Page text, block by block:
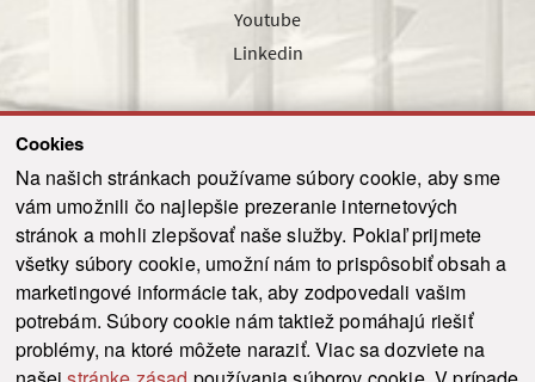
Cookies
Na našich stránkach používame súbory cookie, aby sme
vám umožnili čo najlepšie prezeranie internetových
stránok a mohli zlepšovať naše služby. Pokiaľ prijmete
všetky súbory cookie, umožní nám to prispôsobiť obsah a
marketingové informácie tak, aby zodpovedali vašim
potrebám. Súbory cookie nám taktiež pomáhajú riešiť
problémy, na ktoré môžete naraziť. Viac sa dozviete na
Youtube
Linkedin
Odoslať